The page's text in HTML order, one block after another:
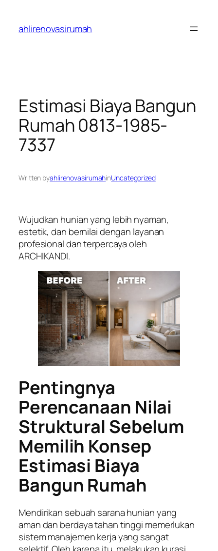
content
ahlirenovasirumah
Estimasi Biaya Bangun
Rumah 0813-1985-
7337
Written byahlirenovasirumahinUncategorized
Wujudkan hunian yang lebih nyaman,
estetik, dan bernilai dengan layanan
profesional dan terpercaya oleh
ARCHIKANDI.
Pentingnya
Perencanaan Nilai
Struktural Sebelum
Memilih Konsep
Estimasi Biaya
Bangun Rumah
Mendirikan sebuah sarana hunian yang
aman dan berdaya tahan tinggi memerlukan
sistem manajemen kerja yang sangat